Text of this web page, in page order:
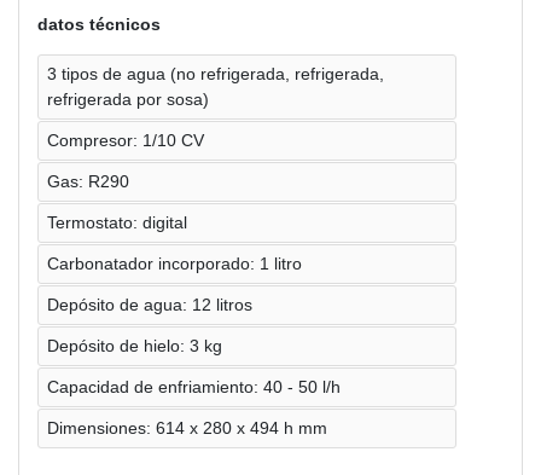
datos técnicos
3 tipos de agua (no refrigerada, refrigerada,
refrigerada por sosa)
Compresor: 1/10 CV
Gas: R290
Termostato: digital
Carbonatador incorporado: 1 litro
Depósito de agua: 12 litros
Depósito de hielo: 3 kg
Capacidad de enfriamiento: 40 - 50 l/h
Dimensiones: 614 x 280 x 494 h mm